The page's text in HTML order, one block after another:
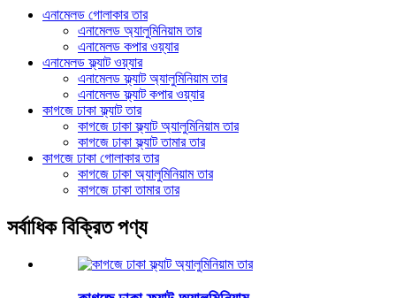
এনামেলড গোলাকার তার
এনামেলড অ্যালুমিনিয়াম তার
এনামেলড কপার ওয়্যার
এনামেলড ফ্ল্যাট ওয়্যার
এনামেলড ফ্ল্যাট অ্যালুমিনিয়াম তার
এনামেলড ফ্ল্যাট কপার ওয়্যার
কাগজে ঢাকা ফ্ল্যাট তার
কাগজে ঢাকা ফ্ল্যাট অ্যালুমিনিয়াম তার
কাগজে ঢাকা ফ্ল্যাট তামার তার
কাগজে ঢাকা গোলাকার তার
কাগজে ঢাকা অ্যালুমিনিয়াম তার
কাগজে ঢাকা তামার তার
সর্বাধিক বিক্রিত পণ্য